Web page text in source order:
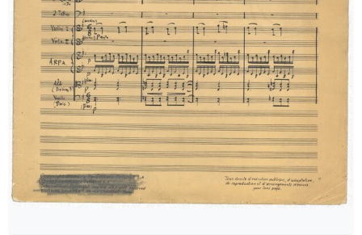
[Φάκελος] GR-As-MTH-003-Sc-026-159-Η
[Φάκελος] GR-As-MTH-003-Sc-026-160-Το
[Φάκελος] GR-As-MTH-003-Sc-028-161-Μικρές
[Φάκελος] GR-As-MTH-003-Sc-028-162-Το
[Φάκελος] GR-As-MTH-003-Sc-029-163-Ο
[Φάκελος] GR-As-MTH-003-Sc-029-164-ZORBA
[Φάκελος] GR-As-MTH-003-Sc-029-165-
[Φάκελος] GR-As-MTH-003-Sc-029-166-
[Φάκελος] GR-As-MTH-003-Sc-029-167-3
[Φάκελος] GR-As-MTH-003-Sc-029-168-
[Φάκελος] GR-As-MTH-003-Sc-029-169-